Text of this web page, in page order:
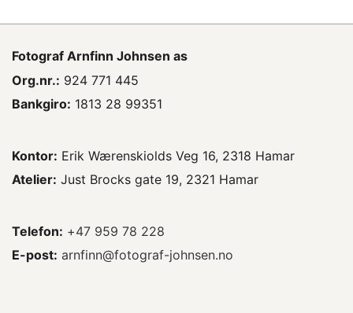
Fotograf Arnfinn Johnsen as
Org.nr.: 924 771 445
Bankgiro: 1813 28 99351
Kontor: Erik Wærenskiolds Veg 16, 2318 Hamar
Atelier: Just Brocks gate 19, 2321 Hamar
Telefon: +47 959 78 228
E-post: arnfinn@fotograf-johnsen.no